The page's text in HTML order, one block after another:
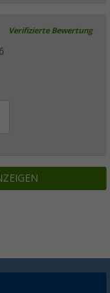
Verifizierte Bewertung